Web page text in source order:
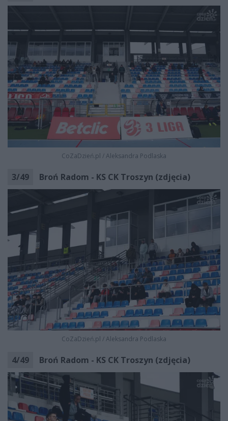
CoZaDzień.pl /Aleksandra Podlaska
3/49 Broń Radom - KS CK Troszyn (zdjęcia)
CoZaDzień.pl /Aleksandra Podlaska
4/49 Broń Radom - KS CK Troszyn (zdjęcia)